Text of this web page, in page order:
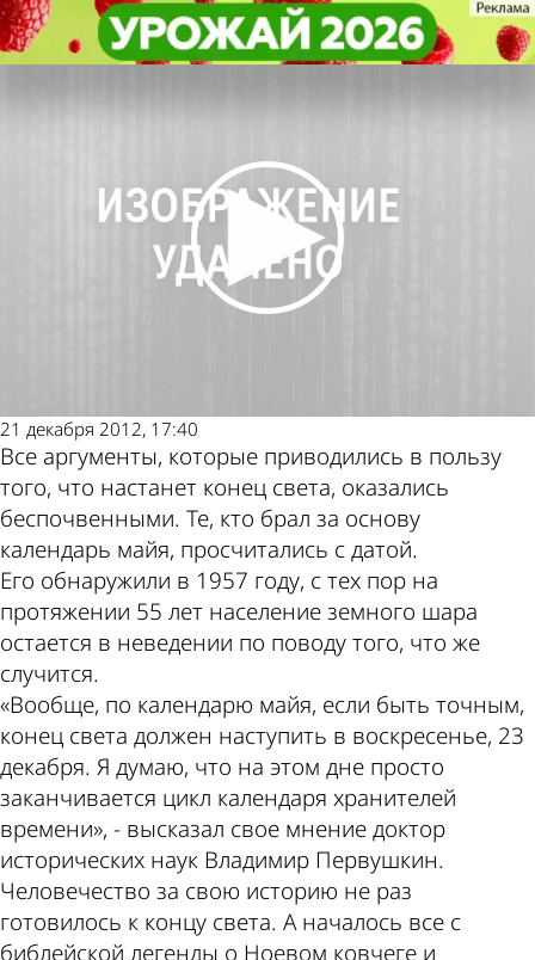
21 декабря 2012 года обещанный
конец света так и не наступил
Общество
21 декабря 2012, 17:40
Все аргументы, которые приводились в пользу
того, что настанет конец света, оказались
беспочвенными. Те, кто брал за основу
календарь майя, просчитались с датой.
Его обнаружили в 1957 году, с тех пор на
протяжении 55 лет население земного шара
остается в неведении по поводу того, что же
случится.
«Вообще, по календарю майя, если быть точным,
конец света должен наступить в воскресенье, 23
декабря. Я думаю, что на этом дне просто
заканчивается цикл календаря хранителей
времени», - высказал свое мнение доктор
исторических наук Владимир Первушкин.
Человечество за свою историю не раз
готовилось к концу света. А началось все с
библейской легенды о Ноевом ковчеге и
21 декабря 2012 года обещанный
конец света так и не наступил
Общество
Последние
новости
Погода и
курсы валют в
Пензе